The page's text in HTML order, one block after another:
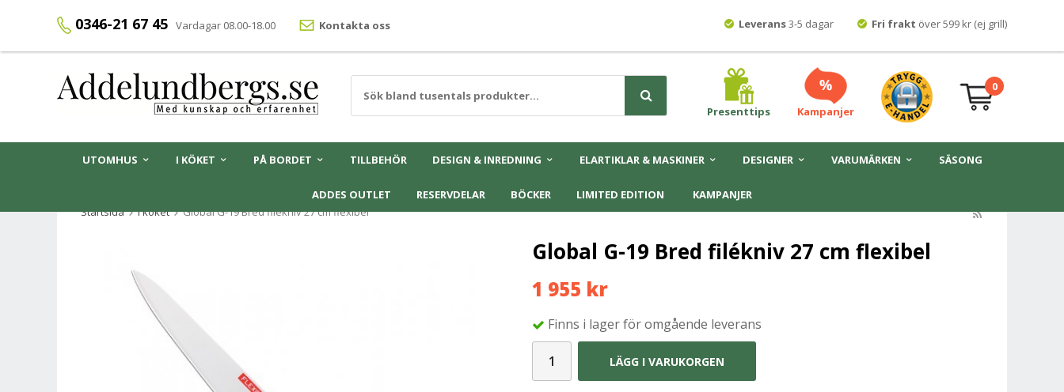
0346-21 67 45 Vardagar 08.00-18.00 Kontakta oss Leverans3-5 dagar Fri frakt över 599 kr (ej grill)
Presenttips Kampanjer
0
UTOMHUS I KÖKET PÅ BORDET TILLBEHÖR DESIGN & INREDNING ELARTIKLAR & MASKINER DESIGNER VARUMÄRKEN SÄSONG
ADDES OUTLET RESERVDELAR BÖCKER LIMITED EDITION
KAMPANJER
Startsida
I köket Global G-19 Bred filékniv 27 cm flexibel
Global G-19 Bred filékniv 27 cm flexibel
1 955 kr
Finns i lager för omgående leverans
LÄGG I VARUKORGEN